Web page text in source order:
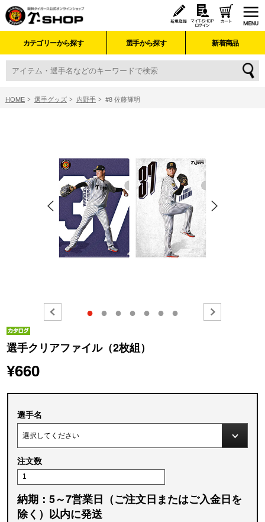
カテゴリーから探す 選手から探す 新着商品
HOME 選手グッズ 内野手 #8 佐藤輝明
● ● ● ● ● ● ●
選手クリアファイル（2枚組）
¥660
選手名
注文数
納期：5～7営業日（ご注文日またはご入金日を
除く）以内に発送